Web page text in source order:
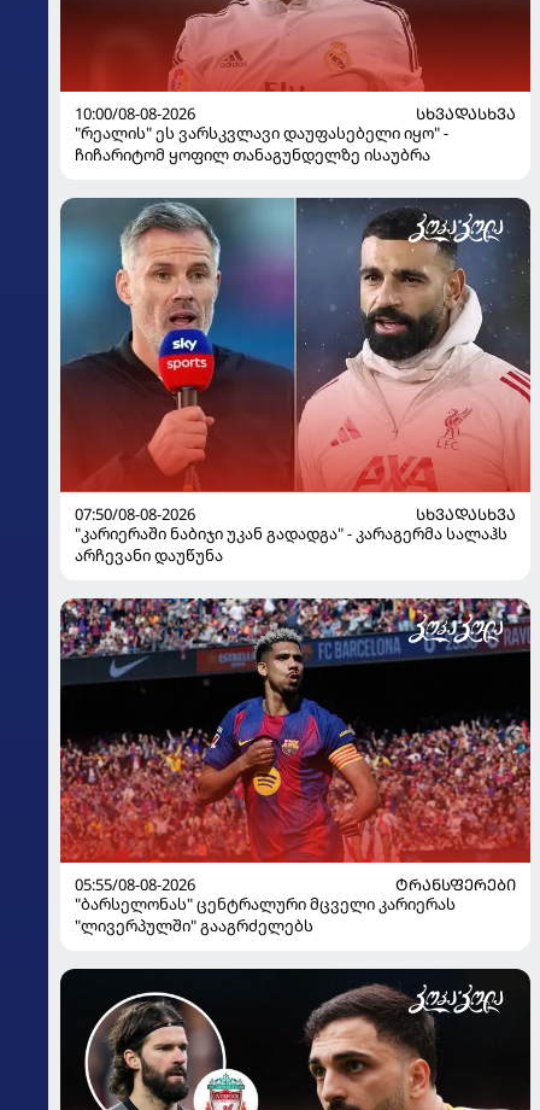
10:00/08-08-2026
ᲡᲮᲕᲐᲓᲐᲡᲮᲕᲐ
"რეალის" ეს ვარსკვლავი დაუფასებელი იყო" -
ჩიჩარიტომ ყოფილ თანაგუნდელზე ისაუბრა
07:50/08-08-2026
ᲡᲮᲕᲐᲓᲐᲡᲮᲕᲐ
"კარიერაში ნაბიჯი უკან გადადგა" - კარაგერმა სალაჰს
არჩევანი დაუწუნა
05:55/08-08-2026
ᲢᲠᲐᲜᲡᲤᲔᲠᲔᲑᲘ
"ბარსელონას" ცენტრალური მცველი კარიერას
"ლივერპულში" გააგრძელებს